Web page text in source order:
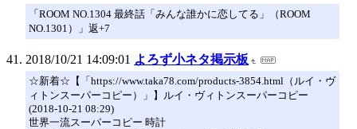
「ROOM NO.1304 最終話「みんな誰かに恋してる」（ROOM
NO.1301）」返+7
2018/10/21 14:09:01 よろず小ネタ掲示板
☆新着☆【「https://www.taka78.com/products-3854.html（ルイ・ヴ
ィトンスーパーコピー）」】ルイ・ヴィトンスーパーコピー
(2018-10-21 08:29)
世界一流スーパーコピー 時計